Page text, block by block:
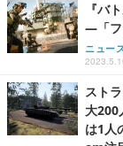
『バ
―「フ
ニュー
スト
大200
は1人